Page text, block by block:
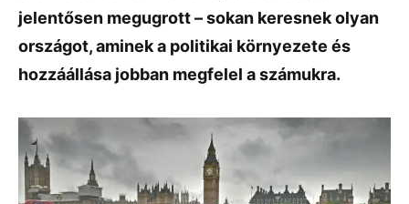
jelentősen megugrott – sokan keresnek olyan
országot, aminek a politikai környezete és
hozzáállása jobban megfelel a számukra.